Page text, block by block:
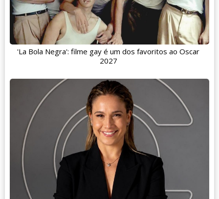
'La Bola Negra': filme gay é um dos favoritos ao Oscar
2027